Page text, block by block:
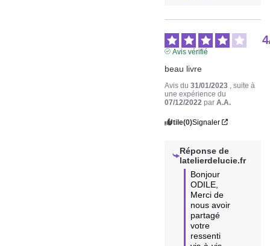
4
Avis vérifié
beau livre
Avis du31/01/2023
, suite à
une expérience du
07/12/2022 parA.A.
Utile(0)Signaler
Réponse de
latelierdelucie.fr
Bonjour
ODILE,
Merci de
nous avoir
partagé
votre
ressenti